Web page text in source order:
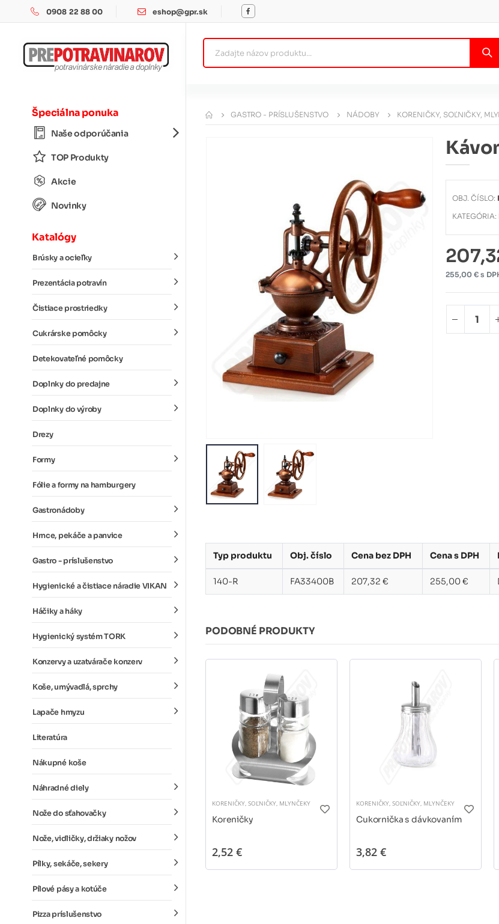
0908 22 88 00 eshop@gpr.sk
Špeciálna ponuka
Naše odporúčania
TOP Produkty
Akcie
Novinky
Katalógy
Brúsky a ocieľky
Prezentácia potravín
Čistiace prostriedky
Cukrárske pomôcky
Detekovateľné pomôcky
Doplnky do predajne
Doplnky do výroby
Drezy
Formy
Fólie a formy na hamburgery
Gastronádoby
Hrnce, pekáče a panvice
Gastro - príslušenstvo
Hygienické a čistiace náradie VIKAN
Háčiky a háky
Hygienický systém TORK
Konzervy a uzatvárače konzerv
Koše, umývadlá, sprchy
Lapače hmyzu
Literatúra
Nákupné koše
Náhradné diely
Nože do sťahovačky
Nože, vidličky, držiaky nožov
Pílky, sekáče, sekery
Pílové pásy a kotúče
Pizza príslušenstvo
GASTRO - PRÍSLUŠENSTVO NÁDOBY KORENIČKY, SOĽNIČKY,
OBJ. ČÍSLO:
KATEGÓRIA:
255,00 € s
Typ produktu Obj. číslo Cena bez DPH Cena s DPH
140-R FA33400B 207,32 € 255,00 €
PODOBNÉ PRODUKTY
KORENIČKY, SOĽNIČKY, MLYNČEKY
Koreničky
2,52 €
KORENIČKY, SOĽNIČKY, MLYNČEKY
Cukornička s dávkovaním
3,82 €